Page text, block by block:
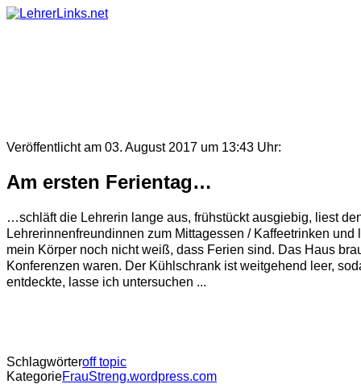
Skip
Veröffentlicht am 03. August 2017 um 13:43 Uhr:
Am ersten Ferientag…
…schläft die Lehrerin lange aus, frühstückt ausgiebig, liest
Lehrerinnenfreundinnen zum Mittagessen / Kaffeetrinken
mein Körper noch nicht weiß, dass Ferien sind. Das Haus
Konferenzen waren. Der Kühlschrank ist weitgehend leer,
entdeckte, lasse ich untersuchen ...
Schlagwörteroff topic
KategorieFrauStreng.wordpress.com